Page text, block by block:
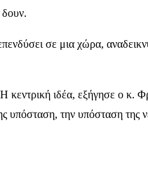
δουν.
σε μια χώρα,
ιδέα, εξήγησε ο κ.
υπόσταση, την υπόσταση της